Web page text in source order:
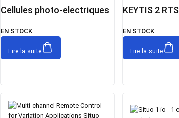
Cellules photo-electriques
EN STOCK
Lire la suite
KEYTIS 2 RTS
EN STOCK
Lire la suite